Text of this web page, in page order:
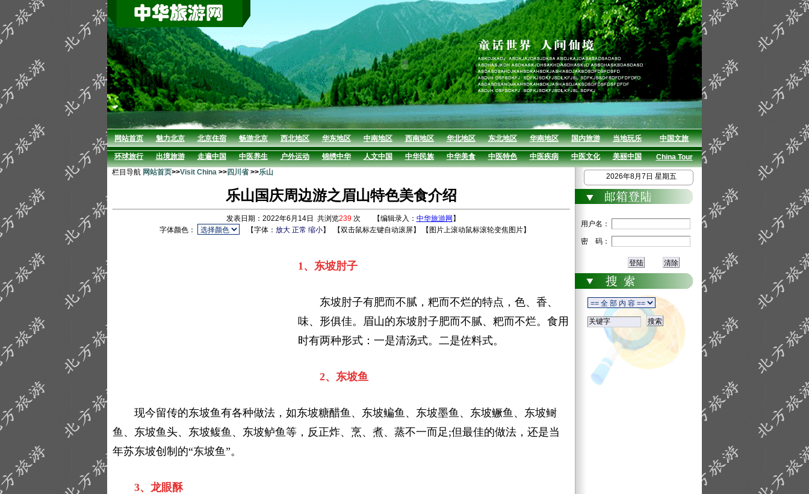
网站首页 魅力北京 北京住宿 畅游北京 西北地区 华东地区 中南地区 西南地区 华北地区 东北地区 华南地区 国内旅游 当地玩乐 中国文旅
环球旅行 出境旅游 走遍中国 中医养生 户外运动 锦绣中华 人文中国 中华民族 中华美食 中医特色 中医疾病 中医文化 美丽中国
China Tour
栏目导航 网站首页>>Visit China >>四川省>>乐山
乐山国庆周边游之眉山特色美食介绍
发表日期：2022年6月14日 共浏览239次 【编辑录入： 中华旅游网 】
字体颜色：
【字体： 放大 正常 缩小】 【双击鼠标左键自动滚屏】 【图片上滚动鼠标滚轮变焦图片】
1、东坡肘子
东坡肘子有肥而不腻，粑而不烂的特点，色、香、
味、形俱佳。眉山的东坡肘子肥而不腻、粑而不烂。食用
时有两种形式：一是清汤式。二是佐料式。
2、东坡鱼
现今留传的东坡鱼有各种做法，如东坡糖醋鱼、东坡鳊鱼、东坡墨鱼、东坡鳜鱼、东坡鲥
鱼、东坡鱼头、东坡鳆鱼、东坡鲈鱼等，反正炸、烹、煮、蒸不一而足;但最佳的做法，还是当
年苏东坡创制的“东坡鱼”。
3、龙眼酥
2026年8月7日 星期五
用户名：
密 码：